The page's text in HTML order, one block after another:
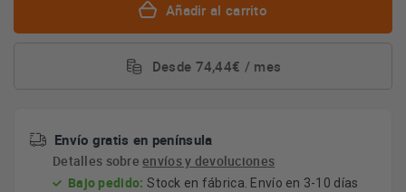
Añadir al carrito
Desde 74,44€ / mes
Envío gratis en península
Detalles sobreenvíos y devoluciones
Bajo pedido: Stock en fábrica. Envío en 3-10 días